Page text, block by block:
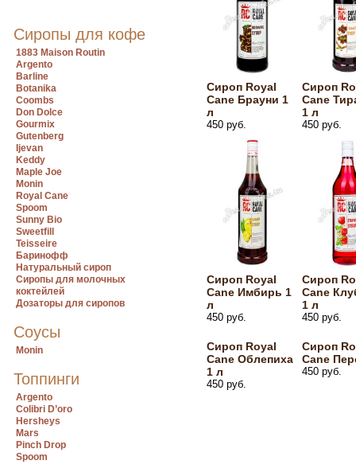
Сиропы для кофе
1883 Maison Routin
Argento
Barline
Botanika
Coombs
Don Dolce
Gourmix
Gutenberg
Ijevan
Keddy
Maple Joe
Monin
Royal Cane
Spoom
Sunny Bio
Sweetfill
Teisseire
Баринофф
Натуральный сироп
Сиропы для молочных
коктейлей
Дозаторы для сиропов
Соусы
Monin
Топпинги
Argento
Colibri D’oro
Hersheys
Mars
Pinch Drop
Spoom
Сироп Royal
Cane Брауни 1
л
450 руб.
Сироп
Cane
1 л
450 руб.
Сироп Royal
Cane Имбирь 1
л
450 руб.
Сироп
Cane
1 л
450 руб.
Сироп Royal
Cane Облепиха
1 л
450 руб.
Сироп
Cane
450 руб.